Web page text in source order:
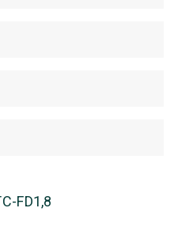
FD1,8